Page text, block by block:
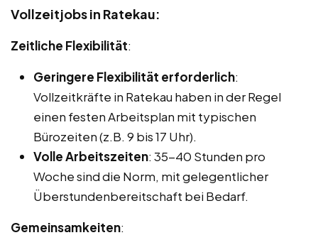
Vollzeitjobs in Ratekau:
Zeitliche Flexibilität:
Geringere Flexibilität erforderlich:
Vollzeitkräfte in Ratekau haben in der Regel
einen festen Arbeitsplan mit typischen
Bürozeiten (z.B. 9 bis 17 Uhr).
Volle Arbeitszeiten: 35-40 Stunden pro
Woche sind die Norm, mit gelegentlicher
Überstundenbereitschaft bei Bedarf.
Gemeinsamkeiten: